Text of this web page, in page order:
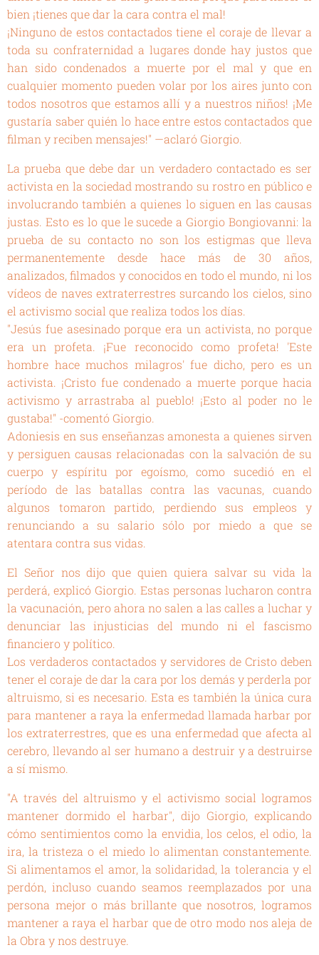
bien ¡tienes que dar la cara contra el mal!
¡Ninguno de estos contactados tiene el coraje de llevar a
toda su confraternidad a lugares donde hay justos que
han sido condenados a muerte por el mal y que en
cualquier momento pueden volar por los aires junto con
todos nosotros que estamos allí y a nuestros niños! ¡Me
gustaría saber quién lo hace entre estos contactados que
filman y reciben mensajes!" —aclaró Giorgio.
La prueba que debe dar un verdadero contactado es ser
activista en la sociedad mostrando su rostro en público e
involucrando también a quienes lo siguen en las causas
justas. Esto es lo que le sucede a Giorgio Bongiovanni: la
prueba de su contacto no son los estigmas que lleva
permanentemente desde hace más de 30 años,
analizados, filmados y conocidos en todo el mundo, ni los
vídeos de naves extraterrestres surcando los cielos, sino
el activismo social que realiza todos los días.
"Jesús fue asesinado porque era un activista, no porque
era un profeta. ¡Fue reconocido como profeta! 'Este
hombre hace muchos milagros' fue dicho, pero es un
activista. ¡Cristo fue condenado a muerte porque hacia
activismo y arrastraba al pueblo! ¡Esto al poder no le
gustaba!" -comentó Giorgio.
Adoniesis en sus enseñanzas amonesta a quienes sirven
y persiguen causas relacionadas con la salvación de su
cuerpo y espíritu por egoísmo, como sucedió en el
período de las batallas contra las vacunas, cuando
algunos tomaron partido, perdiendo sus empleos y
renunciando a su salario sólo por miedo a que se
atentara contra sus vidas.
El Señor nos dijo que quien quiera salvar su vida la
perderá, explicó Giorgio. Estas personas lucharon contra
la vacunación, pero ahora no salen a las calles a luchar y
denunciar las injusticias del mundo ni el fascismo
financiero y político.
Los verdaderos contactados y servidores de Cristo deben
tener el coraje de dar la cara por los demás y perderla por
altruismo, si es necesario. Esta es también la única cura
para mantener a raya la enfermedad llamada harbar por
los extraterrestres, que es una enfermedad que afecta al
cerebro, llevando al ser humano a destruir y a destruirse
a sí mismo.
"A través del altruismo y el activismo social logramos
mantener dormido el harbar", dijo Giorgio, explicando
cómo sentimientos como la envidia, los celos, el odio, la
ira, la tristeza o el miedo lo alimentan constantemente.
Si alimentamos el amor, la solidaridad, la tolerancia y el
perdón, incluso cuando seamos reemplazados por una
persona mejor o más brillante que nosotros, logramos
mantener a raya el harbar que de otro modo nos aleja de
la Obra y nos destruye.